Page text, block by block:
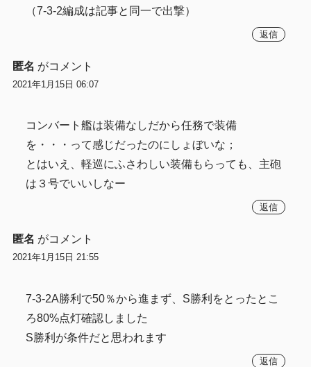
（7-3-2編成は記事と同一で出撃）
返信
匿名 がコメント
2021年1月15日 06:07
コンバート艦は装備なしだから任務で装備
を・・・って感じだったのにしょぼいな；
とはいえ、軽巡にふさわしい装備もらっても、主砲
は３号でいいしなー
返信
匿名 がコメント
2021年1月15日 21:55
7-3-2A勝利で50％から進まず、S勝利をとったとこ
ろ80%点灯確認しました
S勝利が条件だと思われます
返信